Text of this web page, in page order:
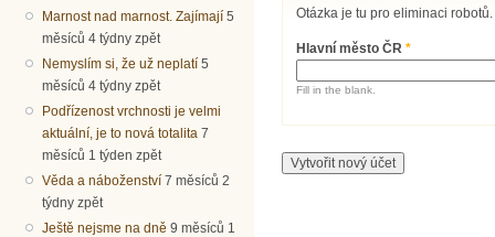
Marnost nad marnost. Zajímají 5
měsíců 4 týdny zpět
Nemyslím si, že už neplatí 5
měsíců 4 týdny zpět
Podřízenost vrchnosti je velmi
aktuální, je to nová totalita 7
měsíců 1 týden zpět
Věda a náboženství 7 měsíců 2
týdny zpět
Ještě nejsme na dně 9 měsíců 1
Otázka je tu pro eliminaci robotů.
Hlavní město ČR*
Fill in the blank.